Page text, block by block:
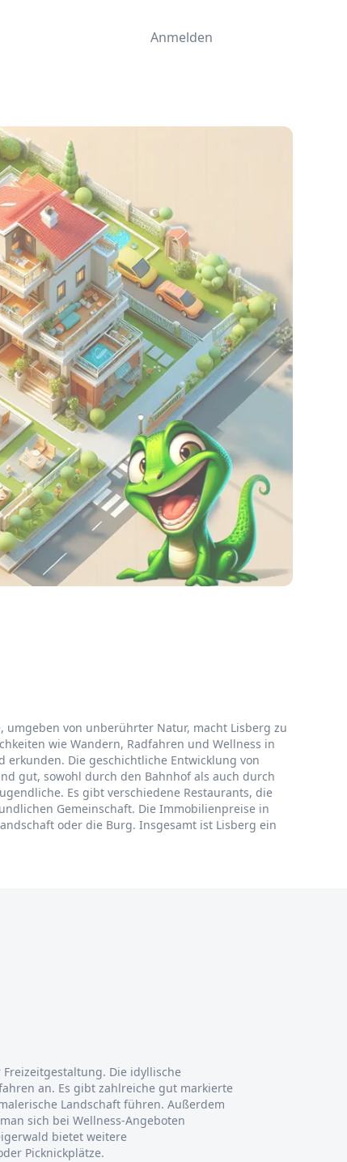
Anmelden
von unberührter Natur, macht Lisberg zu
wie Wandern, Radfahren und Wellness in
Die geschichtliche Entwicklung von
gut, sowohl durch den Bahnhof als auch durch
Es gibt verschiedene Restaurants, die
Gemeinschaft. Die Immobilienpreise in
oder die Burg. Insgesamt ist Lisberg ein
Die idyllische
an. Es gibt zahlreiche gut markierte
Landschaft führen. Außerdem
sich bei Wellness-Angeboten
bietet weitere
Picknickplätze.